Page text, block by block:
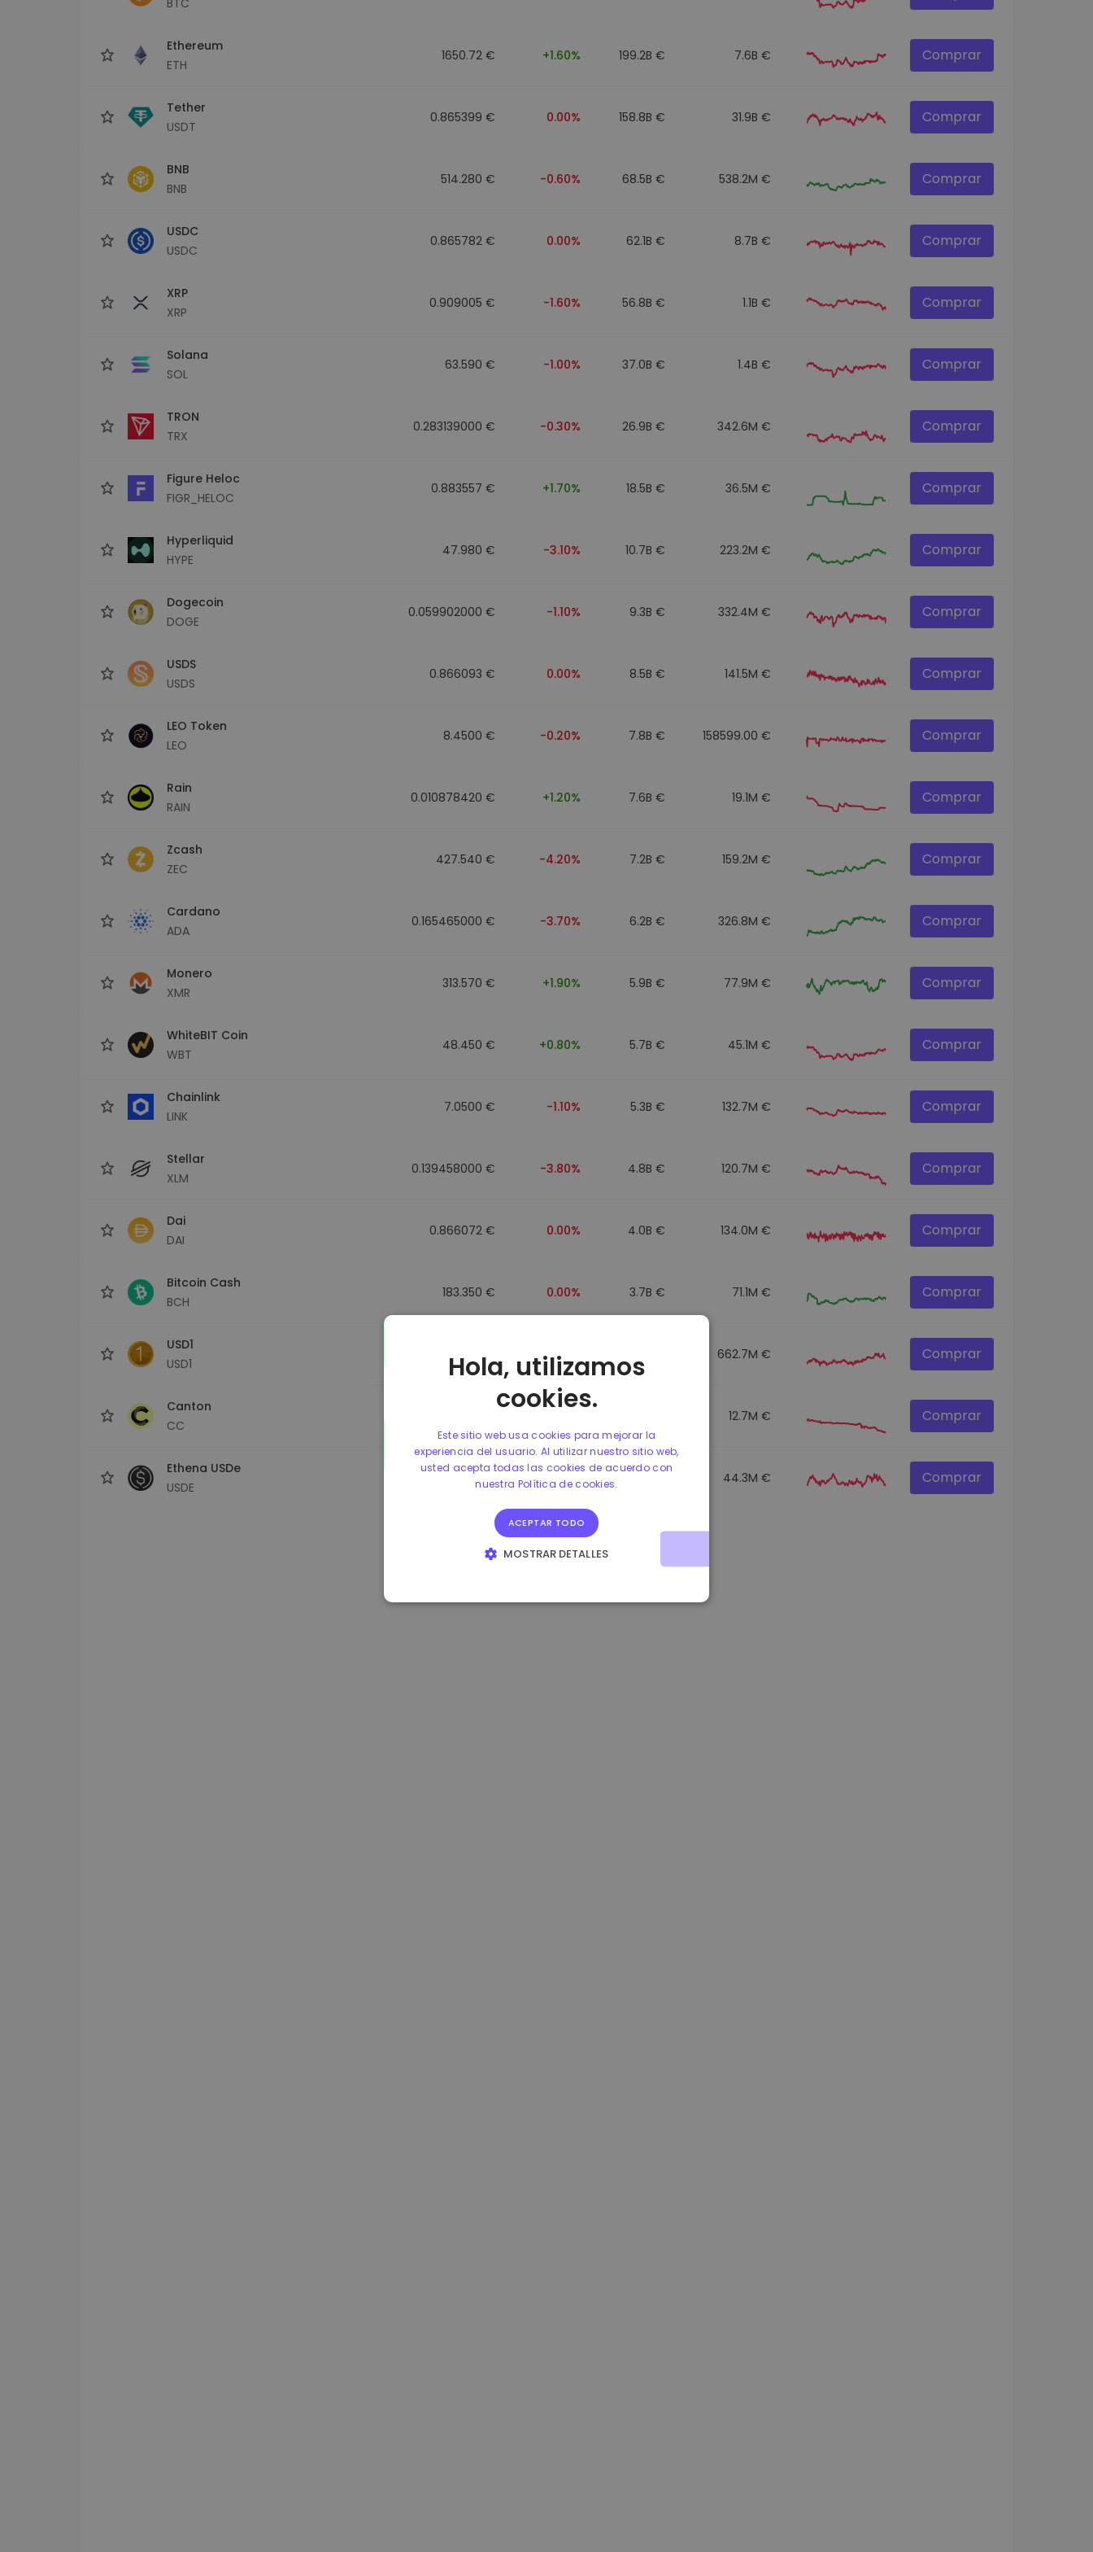
Ethereum
ETH
1650.72 € +1.60% 199.2B € 7.6B € Comprar
Tether
USDT
0.865399 € 0.00% 158.8B € 31.9B € Comprar
BNB
BNB
514.280 € -0.60% 68.5B € 538.2M € Comprar
USDC
USDC
0.865782 € 0.00% 62.1B € 8.7B € Comprar
XRP
XRP
0.909005 € -1.60% 56.8B € 1.1B € Comprar
Solana
SOL
63.590 € -1.00% 37.0B € 1.4B € Comprar
TRON
TRX
0.283139000 € -0.30% 26.9B € 342.6M € Comprar
Figure Heloc
FIGR_HELOC
0.883557 € +1.70% 18.5B € 36.5M € Comprar
Hyperliquid
HYPE
47.980 € -3.10% 10.7B € 223.2M € Comprar
Dogecoin
DOGE
0.059902000 € -1.10% 9.3B € 332.4M € Comprar
USDS
USDS
0.866093 € 0.00% 8.5B € 141.5M € Comprar
LEO Token
LEO
8.4500 € -0.20% 7.8B € 158599.00 € Comprar
Rain
RAIN
0.010878420 € +1.20% 7.6B € 19.1M € Comprar
Zcash
ZEC
427.540 € -4.20% 7.2B € 159.2M € Comprar
Cardano
ADA
0.165465000 € -3.70% 6.2B € 326.8M € Comprar
Monero
XMR
313.570 € +1.90% 5.9B € 77.9M € Comprar
WhiteBIT Coin
WBT
48.450 € +0.80% 5.7B € 45.1M € Comprar
Chainlink
LINK
7.0500 € -1.10% 5.3B € 132.7M € Comprar
Stellar
XLM
0.139458000 € -3.80% 4.8B € 120.7M € Comprar
Dai
DAI
0.866072 € 0.00% 4.0B € 134.0M € Comprar
Bitcoin Cash
BCH
183.350 € 0.00% 3.7B € 71.1M € Comprar
USD1
USD1
0.865650 € 0.00% 662.7M € Comprar
Canton
CC
12.7M € Comprar
Ethena USDe
USDE
0.865673 € -0.10% 44.3M € Comprar
Hola, utilizamos
cookies.
Este sitio web usa cookies para mejorar la
experiencia del usuario. Al utilizar nuestro sitio web,
usted acepta todas las cookies de acuerdo con
nuestra Política de cookies.
ACEPTAR TODO
MOSTRAR DETALLES